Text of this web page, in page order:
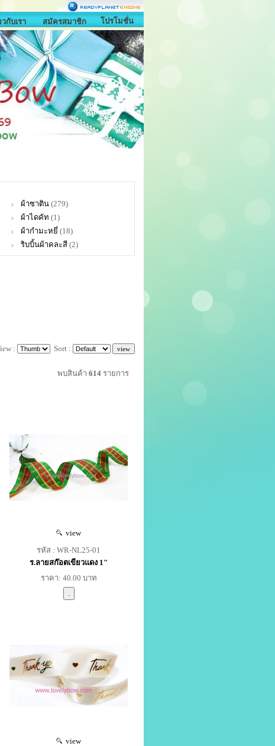
วกับเรา สมัครสมาชิก โปรโมชั่น
ผ้าซาติน (279)
ผ้าไดคัท (1)
ผ้ากำมะหยี่ (18)
ริบบิ้นผ้าคละสี (2)
: Sort :
พบสินค้า 614 รายการ
view
รหัส : WR-NL25-01
ร.ลายสก๊อตเขียวแดง 1"
ราคา: 40.00 บาท
view